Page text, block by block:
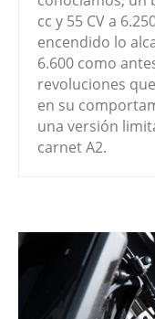
cc y 55 CV a
encendido lo
6.600 como
revoluciones
en su
una versión
carnet A2.